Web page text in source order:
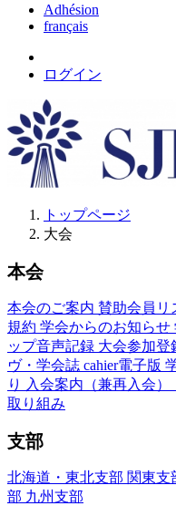
Adhésion
français
ログイン
トップページ
大会
本会
本会のご案内 賛助会員リ
規約 学会からのお知らせ
ップ音声記録 大会参加登
ヴ・学会誌 cahier電子版
り
入会案内（兼再入会）
取り組み
支部
北海道・東北支部 関東支
部 九州支部